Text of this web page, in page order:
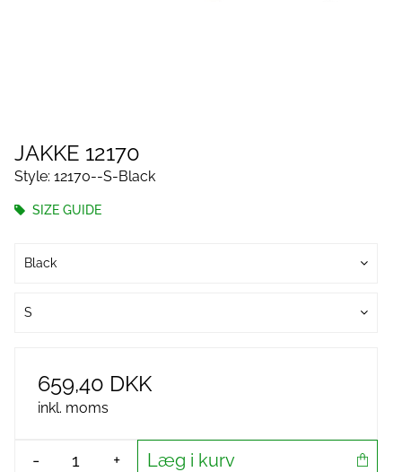
JAKKE 12170
Style: 12170--S-Black
SIZE GUIDE
Black
S
659,40 DKK
inkl. moms
- + Læg i kurv